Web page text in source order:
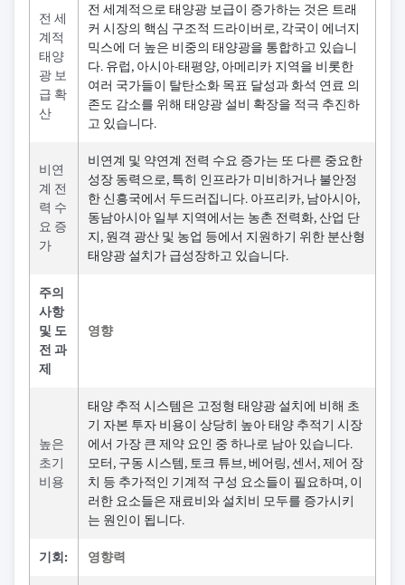
전 세
계적
태양
광 보
급 확
산
전 세계적으로 태양광 보급이 증가하는 것은 트래
커 시장의 핵심 구조적 드라이버로, 각국이 에너지
믹스에 더 높은 비중의 태양광을 통합하고 있습니
다. 유럽, 아시아-태평양, 아메리카 지역을 비롯한
여러 국가들이 탈탄소화 목표 달성과 화석 연료 의
존도 감소를 위해 태양광 설비 확장을 적극 추진하
고 있습니다.
비연
계 전
력 수
요 증
가
비연계 및 약연계 전력 수요 증가는 또 다른 중요한
성장 동력으로, 특히 인프라가 미비하거나 불안정
한 신흥국에서 두드러집니다. 아프리카, 남아시아,
동남아시아 일부 지역에서는 농촌 전력화, 산업 단
지, 원격 광산 및 농업 등에서 지원하기 위한 분산형
태양광 설치가 급성장하고 있습니다.
주의
사항
및 도
전 과
제
영향
높은
초기
비용
태양 추적 시스템은 고정형 태양광 설치에 비해 초
기 자본 투자 비용이 상당히 높아 태양 추적기 시장
에서 가장 큰 제약 요인 중 하나로 남아 있습니다.
모터, 구동 시스템, 토크 튜브, 베어링, 센서, 제어 장
치 등 추가적인 기계적 구성 요소들이 필요하며, 이
러한 요소들은 재료비와 설치비 모두를 증가시키
는 원인이 됩니다.
기회: 영향력